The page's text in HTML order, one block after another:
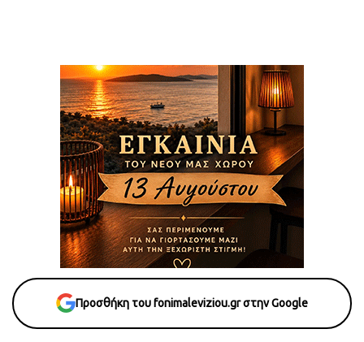
Προσθήκη του fonimaleviziou.gr στην Google